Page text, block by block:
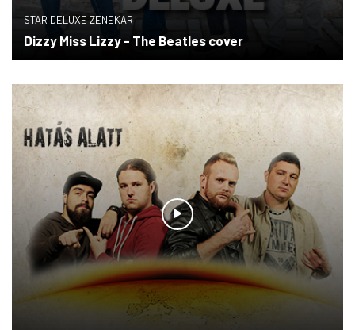
STAR DELUXE ZENEKAR
Dizzy Miss Lizzy - The Beatles cover